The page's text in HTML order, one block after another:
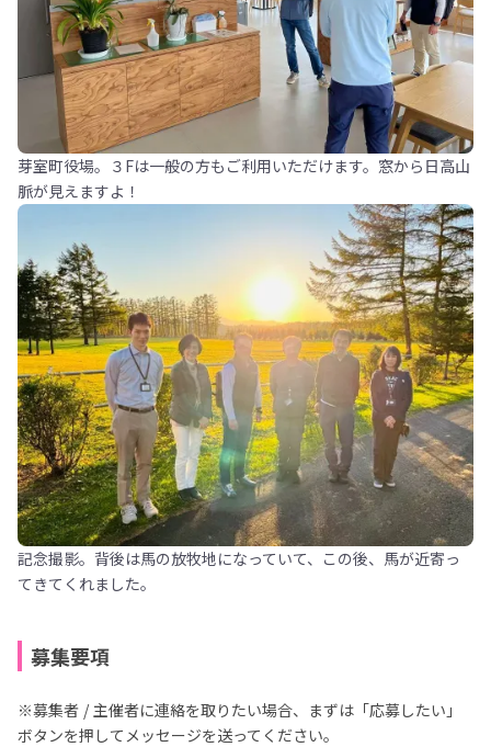
芽室町役場。３Fは一般の方もご利用いただけます。窓から日高山
脈が見えますよ！
記念撮影。背後は馬の放牧地になっていて、この後、馬が近寄っ
てきてくれました。
募集要項
※募集者 / 主催者に連絡を取りたい場合、まずは「応募したい」
ボタンを押してメッセージを送ってください。